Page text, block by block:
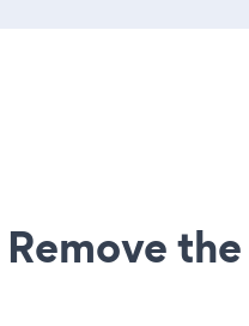
Remove